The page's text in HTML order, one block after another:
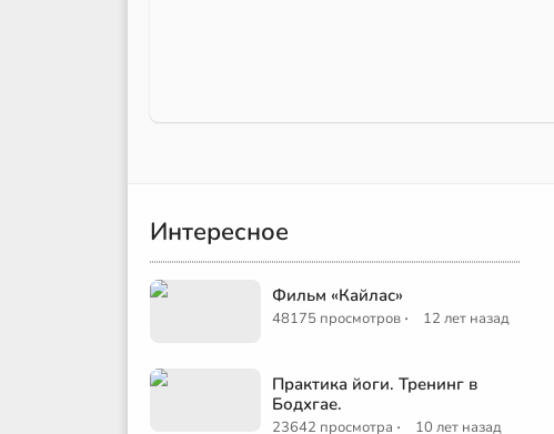
Интересное
Фильм «Кайлас»
48175 просмотров · 12 лет назад
Практика йоги. Тренинг в
Бодхгае.
23642 просмотра · 10 лет назад